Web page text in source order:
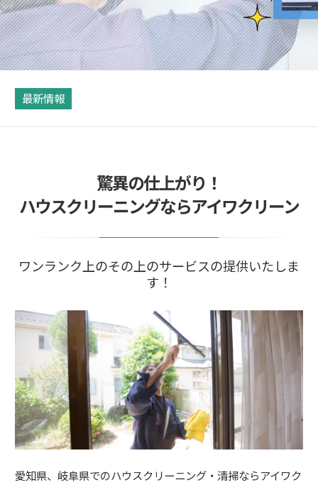
最新情報
驚異の仕上がり！
ハウスクリーニングならアイワクリーン
ワンランク上のその上のサービスの提供いたしま
す！
愛知県、岐阜県でのハウスクリーニング・清掃ならアイワク